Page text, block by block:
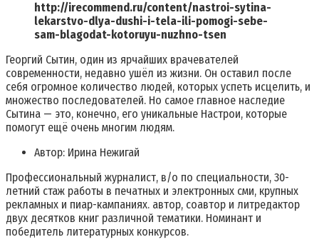
http://irecommend.ru/content/nastroi-sytina-
lekarstvo-dlya-dushi-i-tela-ili-pomogi-sebe-
sam-blagodat-kotoruyu-nuzhno-tsen
Георгий Сытин, один из ярчайших врачевателей
современности, недавно ушёл из жизни. Он оставил после
себя огромное количество людей, которых успеть исцелить, и
множество последователей. Но самое главное наследие
Сытина — это, конечно, его уникальные Настрои, которые
помогут ещё очень многим людям.
Автор: Ирина Нежигай
Профессиональный журналист, в/о по специальности, 30-
летний стаж работы в печатных и электронных сми, крупных
рекламных и пиар-кампаниях. автор, соавтор и литредактор
двух десятков книг различной тематики. Номинант и
победитель литературных конкурсов.